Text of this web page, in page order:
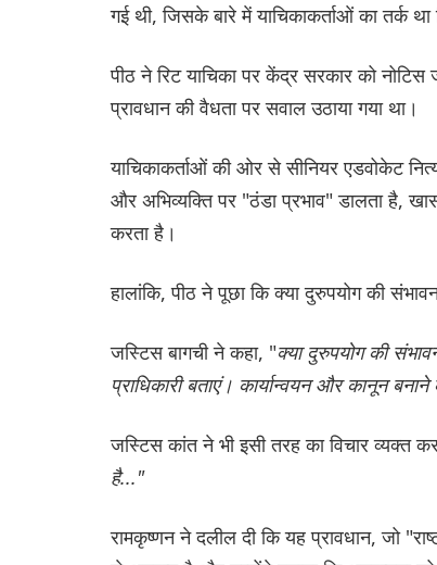
गई थी, जिसके बारे में याचिकाकर्ताओं का तर्क
पीठ ने रिट याचिका पर केंद्र सरकार को
प्रावधान की वैधता पर सवाल उठाया गया था।
याचिकाकर्ताओं की ओर से सीनियर एडवोकेट
और अभिव्यक्ति पर "ठंडा प्रभाव" डालता है,
करता है।
हालांकि, पीठ ने पूछा कि क्या दुरुपयोग की
जस्टिस बागची ने कहा, "क्या दुरुपयोग की
प्राधिकारी बताएं। कार्यान्वयन और कानून
जस्टिस कांत ने भी इसी तरह का विचार व्यक्त
है..."
रामकृष्णन ने दलील दी कि यह प्रावधान, जो